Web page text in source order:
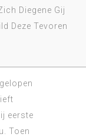
Diegene Gij
Deze Tevoren
eerste
Toen